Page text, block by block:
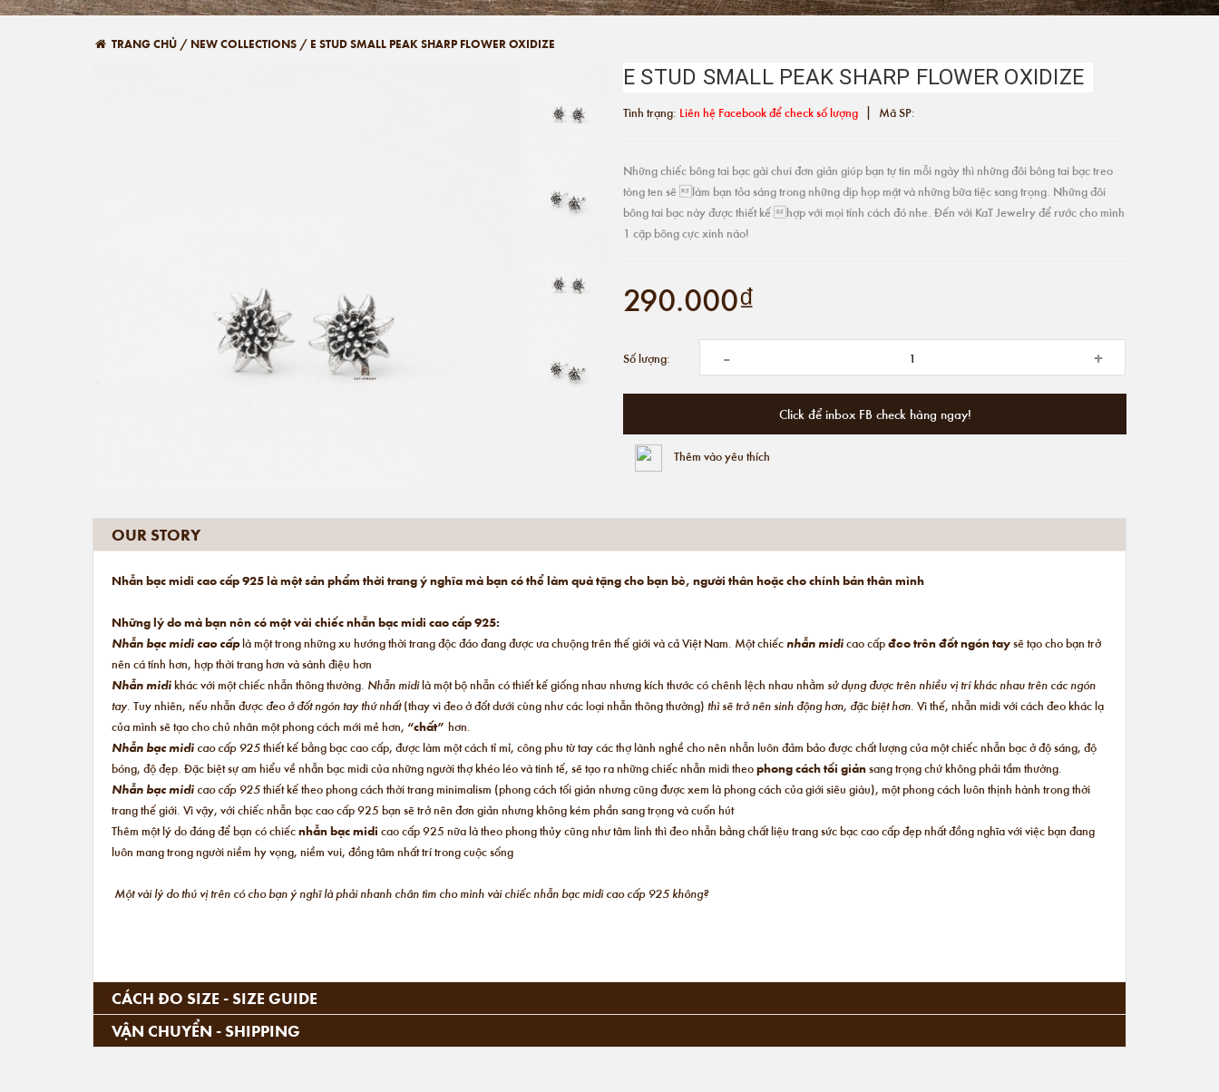
TRANG CHỦ / NEW COLLECTIONS / E STUD SMALL PEAK SHARP FLOWER OXIDIZE
E STUD SMALL PEAK SHARP FLOWER OXIDIZE
Tình trạng: Liên hệ Facebook để check số lượng | Mã SP:
Những chiếc bông tai bạc gài chui đơn giản giúp bạn tự tin mỗi ngày thì những đôi bông tai bạc treo
tòng ten sẽ làm bạn tỏa sáng trong những dịp họp mặt và những bữa tiệc sang trọng. Những đôi
bông tai bạc này được thiết kế hợp với mọi tính cách đó nhe. Đến với KaT Jewelry để rước cho mình
1 cặp bông cực xinh nào!
290.000₫
Số lượng: - +
Click để inbox FB check hàng ngay!
Thêm vào yêu thích
OUR STORY
Nhẫn bạc midi cao cấp 925 là một sản phẩm thời trang ý nghĩa mà bạn có thể làm quà tặng cho bạn bè, người thân hoặc cho chính bản thân mình
Những lý do mà bạn nên có một vài chiếc nhẫn bạc midi cao cấp 925:
Nhẫn bạc midi cao cấplà một trong những xu hướng thời trang độc đáo đang được ưa chuộng trên thế giới và cả Việt Nam. Một chiếcnhẫn midicao cấpđeo trên đốt ngón taysẽ tạo cho bạn trở
nên cá tính hơn, hợp thời trang hơn và sành điệu hơn
Nhẫn midikhác với một chiếc nhẫn thông thường. Nhẫn midilà một bộ nhẫn có thiết kế giống nhau nhưng kích thước có chênh lệch nhau nhằmsử dụng được trên nhiều vị trí khác nhau trên các ngón
tay.Tuy nhiên, nếu nhẫn đượcđeo ở đốt ngón tay thứ nhất(thay vì đeo ở đốt dưới cùng như các loại nhẫn thông thường) thì sẽ trở nên sinh động hơn, đặc biệt hơn.Vì thế, nhẫn midi với cách đeo khác lạ
của mình sẽ tạo cho chủ nhân một phong cách mới mẻ hơn,“chất” hơn.
Nhẫn bạc midicao cấp 925thiết kế bằng bạc cao cấp, được làm một cách tỉ mỉ, công phu từ tay các thợ lành nghề cho nên nhẫn luôn đảm bảo được chất lượng của một chiếc nhẫn bạc ở độ sáng, độ
bóng, độ đẹp. Đặc biệt sự am hiểu về nhẫn bạc midi của những người thợ khéo léo và tinh tế, sẽ tạo ra những chiếc nhẫn midi theophong cách tối giảnsang trọng chứ không phải tầm thường.
Nhẫn bạc midicao cấp 925thiết kế theo phong cách thời trang minimalism (phong cách tối giản nhưng cũng được xem là phong cách của giới siêu giàu), một phong cách luôn thịnh hành trong thời
trang thế giới. Vì vậy, với chiếc nhẫn bạc cao cấp 925 bạn sẽ trở nên đơn giản nhưng không kém phần sang trọng và cuốn hút
Thêm một lý do đáng để bạn có chiếcnhẫn bạc midicao cấp 925 nữa là theo phong thủy cũng như tâm linh thì đeo nhẫn bằng chất liệu trang sức bạc cao cấp đẹp nhất đồng nghĩa với việc bạn đang
luôn mang trong người niềm hy vọng, niềm vui, đồng tâm nhất trí trong cuộc sống
Một vài lý do thú vị trên có cho bạn ý nghĩ là phải nhanh chân tìm cho mình vài chiếc nhẫn bạc midi cao cấp 925 không?
CÁCH ĐO SIZE - SIZE GUIDE
VẬN CHUYỂN - SHIPPING